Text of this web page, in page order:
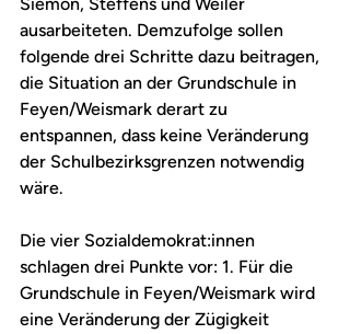
ausarbeiteten. Demzufolge sollen
folgende drei Schritte dazu beitragen,
die Situation an der Grundschule in
Feyen/Weismark derart zu
entspannen, dass keine Veränderung
der Schulbezirksgrenzen notwendig
wäre.
Die vier Sozialdemokrat:innen
schlagen drei Punkte vor: 1. Für die
Grundschule in Feyen/Weismark wird
eine Veränderung der Zügigkeit